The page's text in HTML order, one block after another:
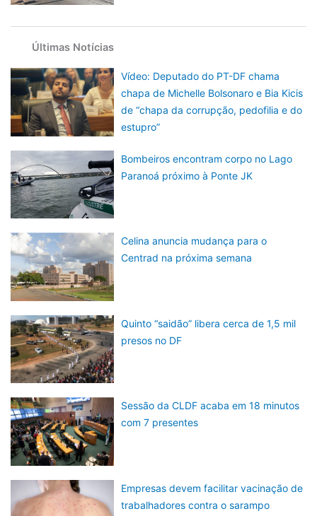
Últimas Notícias
Vídeo: Deputado do PT-DF chama
chapa de Michelle Bolsonaro e Bia Kicis
de “chapa da corrupção, pedofilia e do
estupro”
Bombeiros encontram corpo no Lago
Paranoá próximo à Ponte JK
Celina anuncia mudança para o
Centrad na próxima semana
Quinto “saidão” libera cerca de 1,5 mil
presos no DF
Sessão da CLDF acaba em 18 minutos
com 7 presentes
Empresas devem facilitar vacinação de
trabalhadores contra o sarampo